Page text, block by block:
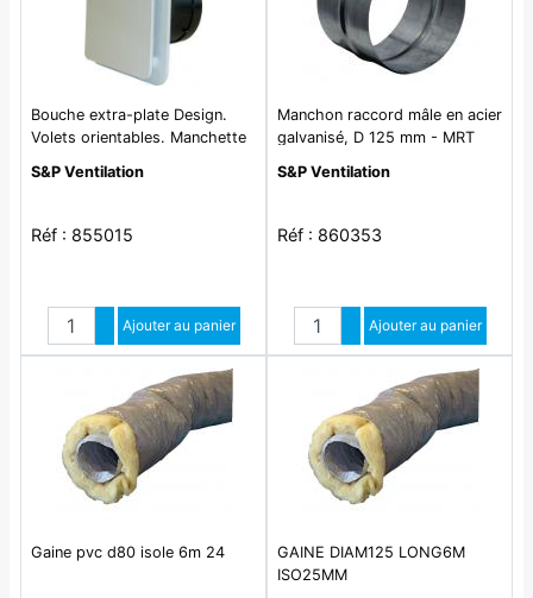
Bouche extra-plate Design.
Volets orientables. Manchette
S&P Ventilation
Réf : 855015
Quantité
Augmenter quantité
Diminuer quantité
Ajouter au panier
Manchon raccord mâle en acier
galvanisé, D 125 mm - MRT
S&P Ventilation
Réf : 860353
Quantité
Augmenter quantité
Diminuer quantité
Ajouter au panier
Gaine pvc d80 isole 6m 24
GAINE DIAM125 LONG6M
ISO25MM